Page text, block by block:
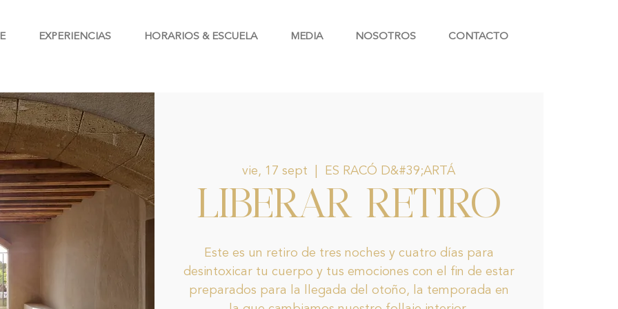
EXPERIENCIAS HORARIOS & ESCUELA MEDIA NOSOTROS CONTACTO
vie, 17 sept ES RACÓ D&#39;ARTÁ
LIBERAR RETIRO
Este es un retiro de tres noches y cuatro días para
desintoxicar tu cuerpo y tus emociones con el fin de estar
preparados para la llegada del otoño, la temporada en